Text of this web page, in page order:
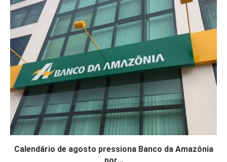
Calendário de agosto pressiona Banco da Amazônia